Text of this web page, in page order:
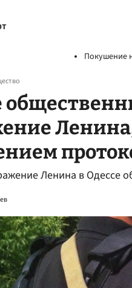
Покушение
Ленина в Одессе